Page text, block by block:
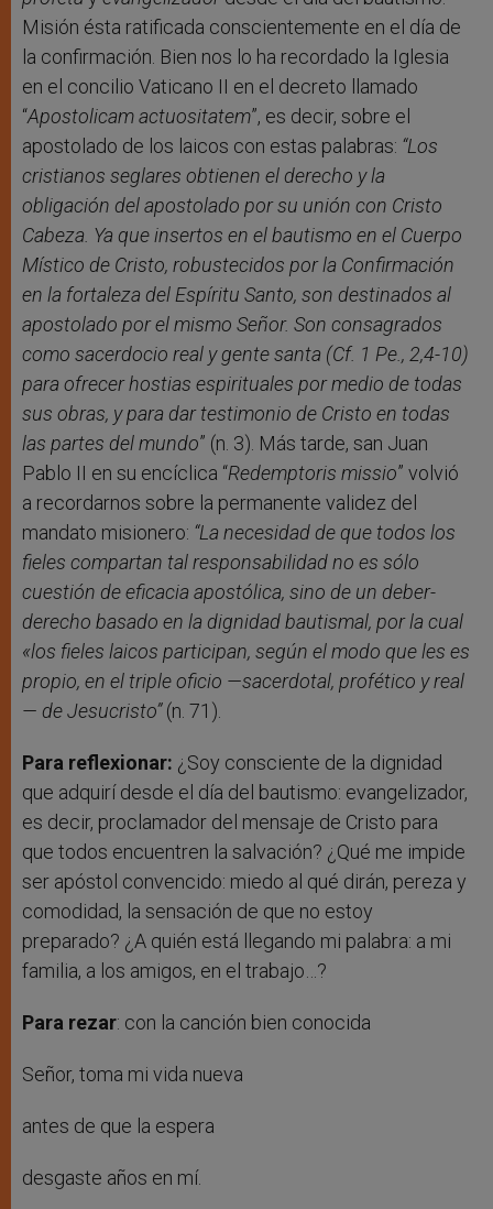
Misión ésta ratificada conscientemente en el día de
la confirmación. Bien nos lo ha recordado la Iglesia
en el concilio Vaticano II en el decreto llamado
“Apostolicamactuositatem”, es decir, sobre el
apostolado de los laicos con estas palabras: “Los
cristianos seglares obtienen el derecho y la
obligación del apostolado por su unión con Cristo
Cabeza. Ya que insertos en el bautismo en el Cuerpo
Místico de Cristo, robustecidos por la Confirmación
en la fortaleza del Espíritu Santo, son destinados al
apostolado por el mismo Señor. Son consagrados
como sacerdocio real y gente santa (Cf. 1 Pe., 2,4-10)
para ofrecer hostias espirituales por medio de todas
sus obras, y para dar testimonio de Cristo en todas
las partes del mundo” (n. 3). Más tarde, san Juan
Pablo II en su encíclica “Redemptoris missio” volvió
a recordarnos sobre la permanente validez del
mandato misionero: “La necesidad de que todos los
fieles compartan tal responsabilidad no es sólo
cuestión de eficacia apostólica, sino de un deber-
derecho basado en la dignidad bautismal, por la cual
«los fieles laicos participan, según el modo que les es
propio, en el triple oficio —sacerdotal, profético y real
— de Jesucristo”(n. 71).
Para reflexionar: ¿Soy consciente de la dignidad
que adquirí desde el día del bautismo: evangelizador,
es decir, proclamador del mensaje de Cristo para
que todos encuentren la salvación? ¿Qué me impide
ser apóstol convencido: miedo al qué dirán, pereza y
comodidad, la sensación de que no estoy
preparado? ¿A quién está llegando mi palabra: a mi
familia, a los amigos, en el trabajo…?
Para rezar: con la canción bien conocida
Señor, toma mi vida nueva
antes de que la espera
desgaste años en mí.